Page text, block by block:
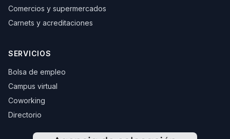
Comercios y supermercados
Carnets y acreditaciones
SERVICIOS
Bolsa de empleo
Campus virtual
Coworking
Directorio